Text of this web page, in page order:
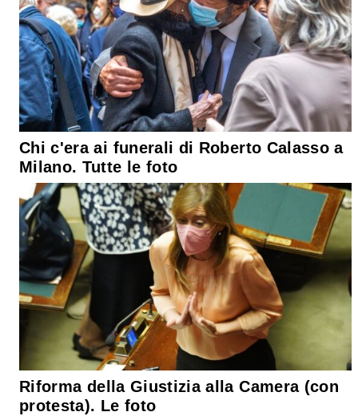
Chi c'era ai funerali di Roberto Calasso a
Milano. Tutte le foto
Riforma della Giustizia alla Camera (con
protesta). Le foto